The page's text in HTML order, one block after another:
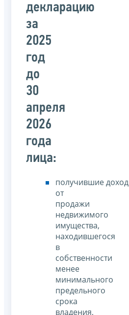
декларацию
за
2025
год
до
30
апреля
2026
года
лица:
получившие доход
от
продажи
недвижимого
имущества,
находившегося
в
собственности
менее
минимального
предельного
срока
владения,